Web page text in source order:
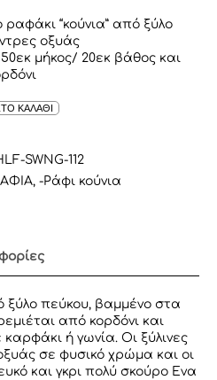
ραφάκι “κούνια” από ξύλο
οξυάς
μήκος/ 20εκ βάθος και
ΚΑΛΑΘΙ
SWNG-112
, -Ράφι κούνια
ξύλο πεύκου, βαμμένο στα
από κορδόνι και
καρφάκι ή γωνία. Οι ξύλινες
σε φυσικό χρώμα και οι
και γκρι πολύ σκούρο Eνα